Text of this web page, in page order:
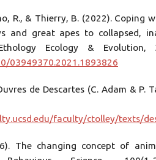
R., & Thierry, B. (2022). Coping
and great apes to collapsed,
Ecology & Evolution,
03949370.2021.1893826
de Descartes (C. Adam & P.
faculty/ctolley/texts/
The changing concept of